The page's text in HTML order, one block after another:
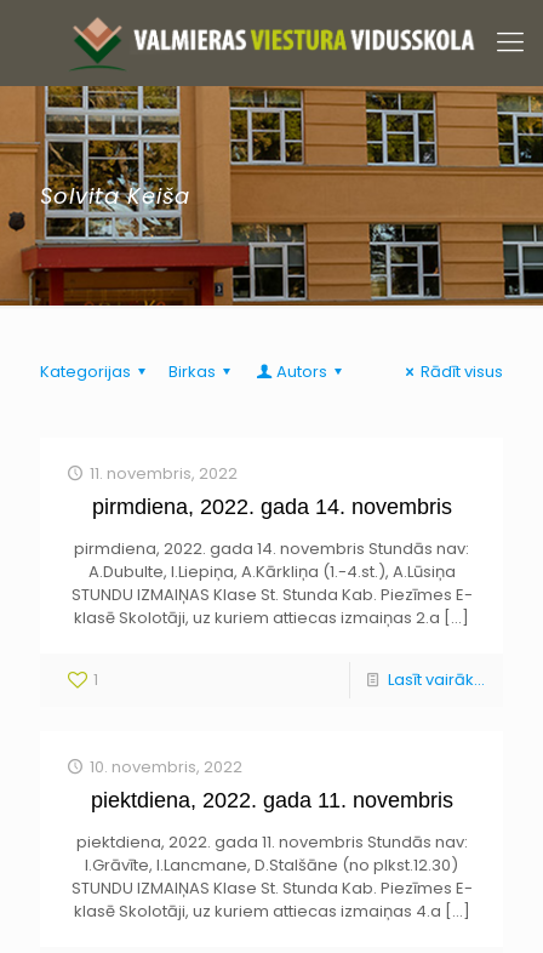
Solvita Keiša
Kategorijas Birkas Autors Rādīt visus
11. novembris, 2022
pirmdiena, 2022. gada 14. novembris
pirmdiena, 2022. gada 14. novembris Stundās nav:
A.Dubulte, I.Liepiņa, A.Kārkliņa (1.-4.st.), A.Lūsiņa
STUNDU IZMAIŅAS Klase St. Stunda Kab. Piezīmes E-
klasē Skolotāji, uz kuriem attiecas izmaiņas 2.a […]
1 Lasīt vairāk...
10. novembris, 2022
piektdiena, 2022. gada 11. novembris
piektdiena, 2022. gada 11. novembris Stundās nav:
I.Grāvīte, I.Lancmane, D.Stalšāne (no plkst.12.30)
STUNDU IZMAIŅAS Klase St. Stunda Kab. Piezīmes E-
klasē Skolotāji, uz kuriem attiecas izmaiņas 4.a […]